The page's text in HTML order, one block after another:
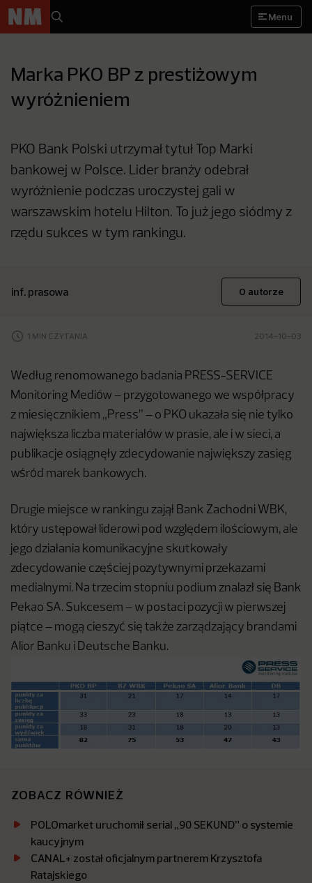
Menu
Marka PKO BP z prestiżowym
wyróżnieniem
PKO Bank Polski utrzymał tytuł Top Marki
bankowej w Polsce. Lider branży odebrał
wyróżnienie podczas uroczystej gali w
warszawskim hotelu Hilton. To już jego siódmy z
rzędu sukces w tym rankingu.
inf. prasowa O autorze
1 MIN CZYTANIA 2014-10-03
Według renomowanego badania PRESS-SERVICE
Monitoring Mediów – przygotowanego we współpracy
z miesięcznikiem „Press” – o PKO ukazała się nie tylko
największa liczba materiałów w prasie, ale i w sieci, a
publikacje osiągnęły zdecydowanie największy zasięg
wśród marek bankowych.
Drugie miejsce w rankingu zajął Bank Zachodni WBK,
który ustępował liderowi pod względem ilościowym, ale
jego działania komunikacyjne skutkowały
zdecydowanie częściej pozytywnymi przekazami
medialnymi. Na trzecim stopniu podium znalazł się Bank
Pekao SA. Sukcesem – w postaci pozycji w pierwszej
piątce – mogą cieszyć się także zarządzający brandami
Alior Banku i Deutsche Banku.
ZOBACZ RÓWNIEŻ
POLOmarket uruchomił serial „90 SEKUND” o systemie
kaucyjnym
CANAL+ został oficjalnym partnerem Krzysztofa
Ratajskiego